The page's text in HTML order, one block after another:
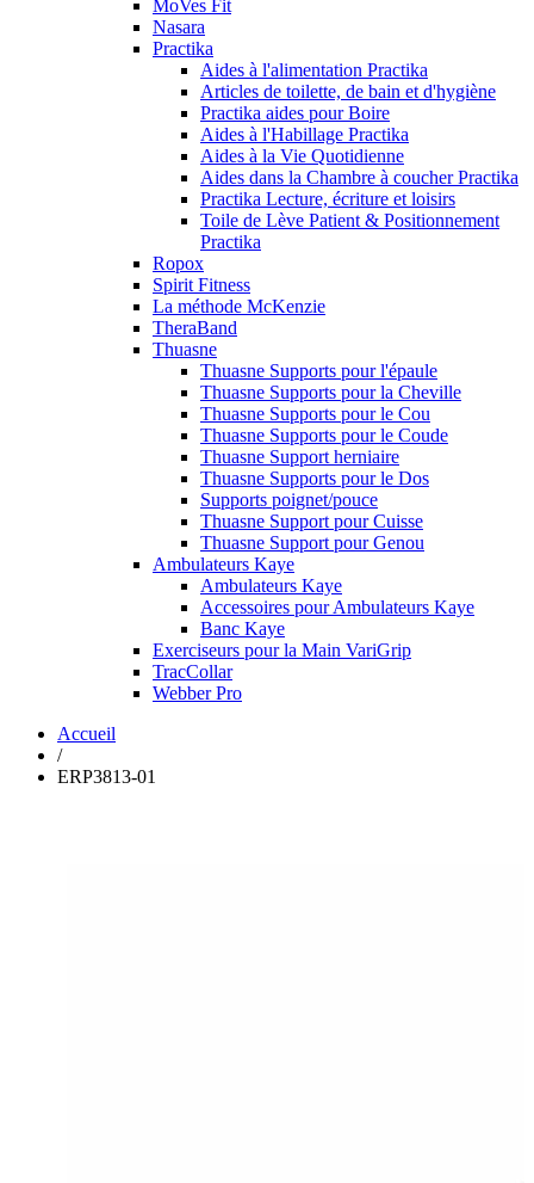
MoVes Fit
Nasara
Practika
Aides à l'alimentation Practika
Articles de toilette, de bain et d'hygiène
Practika aides pour Boire
Aides à l'Habillage Practika
Aides à la Vie Quotidienne
Aides dans la Chambre à coucher Practika
Practika Lecture, écriture et loisirs
Toile de Lève Patient & Positionnement
Practika
Ropox
Spirit Fitness
La méthode McKenzie
TheraBand
Thuasne
Thuasne Supports pour l'épaule
Thuasne Supports pour la Cheville
Thuasne Supports pour le Cou
Thuasne Supports pour le Coude
Thuasne Support herniaire
Thuasne Supports pour le Dos
Supports poignet/pouce
Thuasne Support pour Cuisse
Thuasne Support pour Genou
Ambulateurs Kaye
Ambulateurs Kaye
Accessoires pour Ambulateurs Kaye
Banc Kaye
Exerciseurs pour la Main VariGrip
TracCollar
Webber Pro
Accueil
/
ERP3813-01